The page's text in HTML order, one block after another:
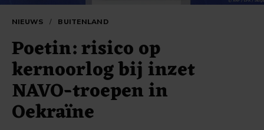
NIEUWS / BUITENLAND
Poetin: risico op
kernoorlog bij inzet
NAVO-troepen in
Oekraïne